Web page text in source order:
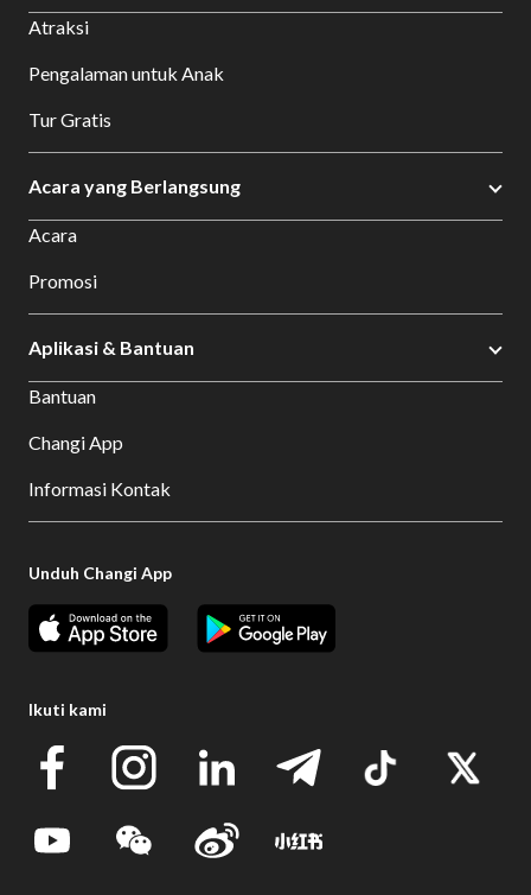
Atraksi
Pengalaman untuk Anak
Tur Gratis
Acara yang Berlangsung
Acara
Promosi
Aplikasi & Bantuan
Bantuan
Changi App
Informasi Kontak
Unduh Changi App
Ikuti kami